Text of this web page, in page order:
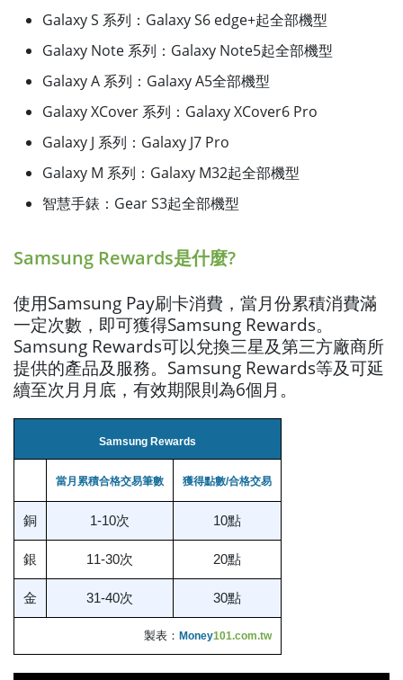
Galaxy S 系列：Galaxy S6 edge+起全部機型
Galaxy Note 系列：Galaxy Note5起全部機型
Galaxy A 系列：Galaxy A5全部機型
Galaxy XCover 系列：Galaxy XCover6 Pro
Galaxy J 系列：Galaxy J7 Pro
Galaxy M 系列：Galaxy M32起全部機型
智慧手錶：Gear S3起全部機型
Samsung Rewards是什麼?
使用Samsung Pay刷卡消費，當月份累積消費滿
一定次數，即可獲得Samsung Rewards。
Samsung Rewards可以兌換三星及第三方廠商所
提供的產品及服務。Samsung Rewards等及可延
續至次月月底，有效期限則為6個月。
Samsung Rewards
當月累積合格交易筆數 獲得點數/合格交易
銅 1-10次 10點
銀 11-30次 20點
金 31-40次 30點
製表： Money101.com.tw